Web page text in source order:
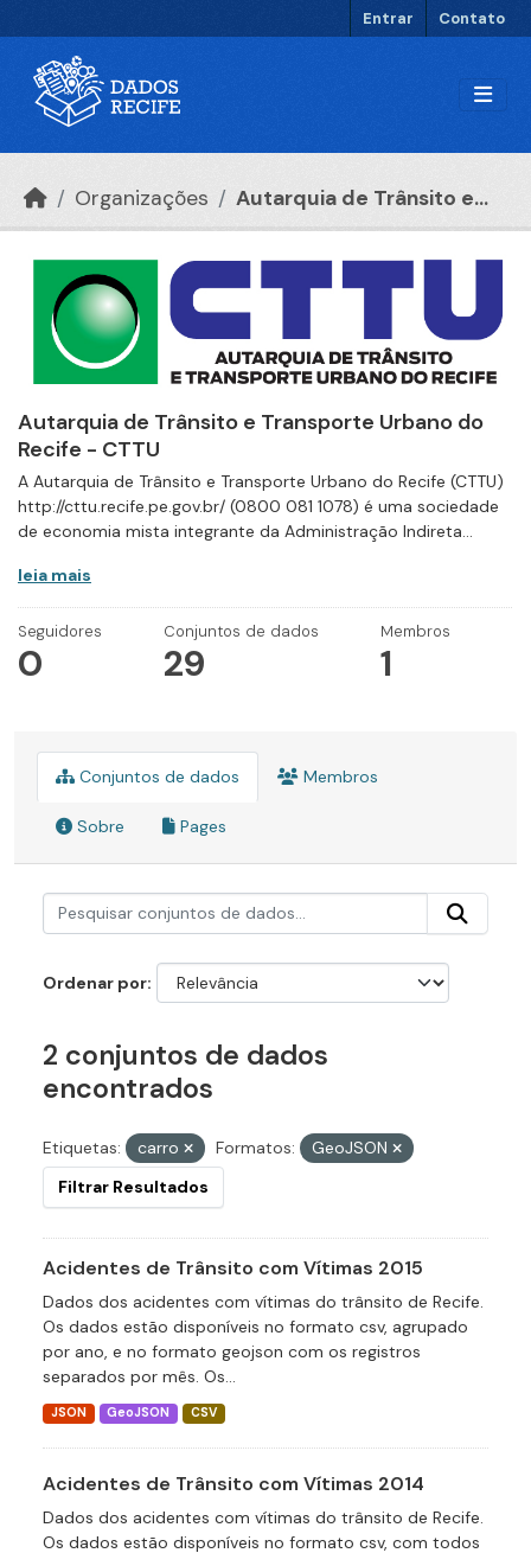
Entrar Contato
Organizações Autarquia de Trânsito e...
Autarquia de Trânsito e Transporte Urbano do
Recife - CTTU
A Autarquia de Trânsito e Transporte Urbano do Recife (CTTU)
http://cttu.recife.pe.gov.br/ (0800 081 1078) é uma sociedade
de economia mista integrante da Administração Indireta...
leia mais
Seguidores
0
Conjuntos de dados
29
Membros
1
Conjuntos de dados Membros
Sobre Pages
Ordenar por
2 conjuntos de dados
encontrados
Etiquetas: carro Formatos:
GeoJSON
Filtrar Resultados
Acidentes de Trânsito com Vítimas 2015
Dados dos acidentes com vítimas do trânsito de Recife.
Os dados estão disponíveis no formato csv, agrupado
por ano, e no formato geojson com os registros
separados por mês. Os...
JSON GeoJSON CSV
Acidentes de Trânsito com Vítimas 2014
Dados dos acidentes com vítimas do trânsito de Recife.
Os dados estão disponíveis no formato csv, com todos